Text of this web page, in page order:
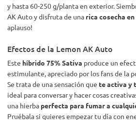
y hasta 60-250 g/planta en exterior.
AK Auto y disfruta de una rica cosecha
aplauso!
Efectos de la Lemon AK Auto
Este híbrido 75% Sativa produce un
estimulante, apreciado por los fans de la
Se trata de una sensación que te activa y
ideal para conversar y hacer cosas
una hierba perfecta para fumar a
Pruébala si quieres empezar tu día con